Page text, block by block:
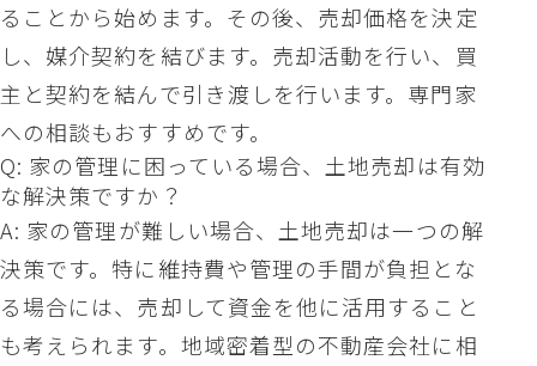
ることから始めます。その後、売却価格を決定
し、媒介契約を結びます。売却活動を行い、買
主と契約を結んで引き渡しを行います。専門家
への相談もおすすめです。
Q: 家の管理に困っている場合、土地売却は有効
な解決策ですか？
A: 家の管理が難しい場合、土地売却は一つの解
決策です。特に維持費や管理の手間が負担とな
る場合には、売却して資金を他に活用すること
も考えられます。地域密着型の不動産会社に相